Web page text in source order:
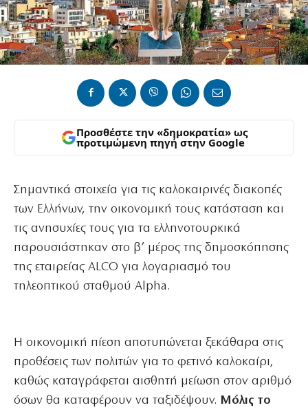
Προσθέστε την «δημοκρατία» ως
προτιμώμενη πηγή στην Google
Σημαντικά στοιχεία για τις καλοκαιρινές διακοπές
των Ελλήνων, την οικονομική τους κατάσταση και
τις ανησυχίες τους για τα ελληνοτουρκικά
παρουσιάστηκαν στο β’ μέρος της δημοσκόπησης
της εταιρείας ALCO για λογαριασμό του
τηλεοπτικού σταθμού Alpha.
Η οικονομική πίεση αποτυπώνεται ξεκάθαρα στις
προθέσεις των πολιτών για το φετινό καλοκαίρι,
καθώς καταγράφεται αισθητή μείωση στον αριθμό
όσων θα καταφέρουν να ταξιδέψουν. Μόλις το